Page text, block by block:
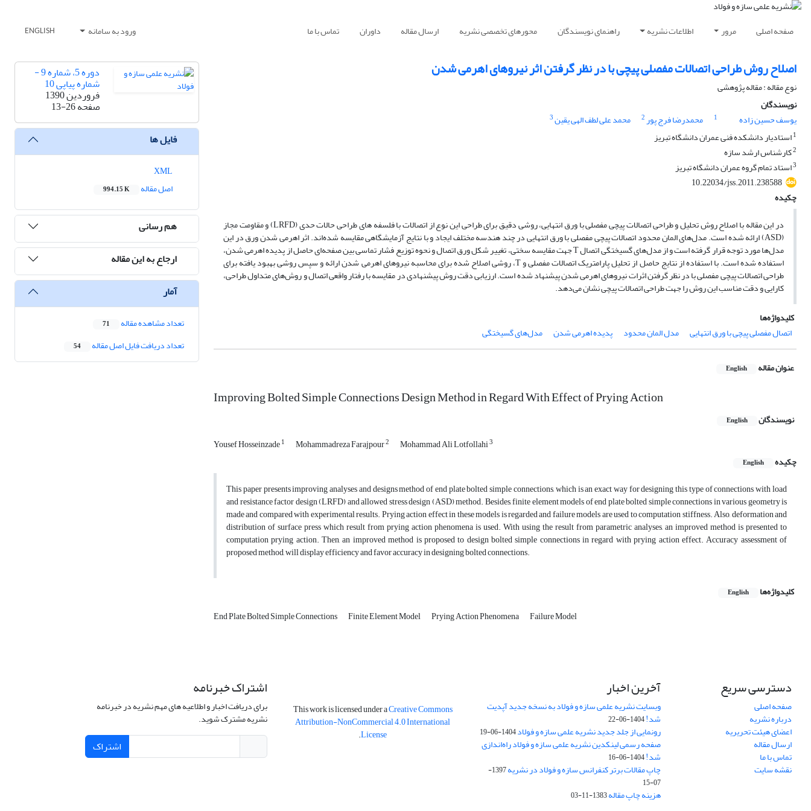
صفحه اصلی مرور اطلاعات نشریه راهنمای نویسندگان محورهای تخصصی نشریه ارسال مقاله داوران تماس با ما ورود به سامانه ENGLISH
اصلاح روش طراحی اتصالات مفصلی پیچی با در نظر گرفتن اثر نیروهای اهرمی شدن
نوع مقاله : مقاله پژوهشی
نویسندگان
یوسف حسین زاده
1 محمدرضا فرج پور2 محمد علی لطف الهی یقین3
1استادیار دانشکده فنی عمران دانشگاه تبریز
2کارشناس ارشد سازه
3استاد تمام گروه عمران دانشگاه تبریز
10.22034/jss.2011.238588
چکیده
در این مقاله با اصلاح روش تحلیل و طراحی اتصالات پیچی مفصلی با ورق انتهایی، روشی دقیق برای طراحی این نوع از اتصالات با فلسفه های طراحی حالات حدی (LRFD) و مقاومت مجاز
(ASD) ارائه شده است. مدل‌های المان محدود اتصالات پیچی مفصلی با ورق انتهایی در چند هندسه مختلف ایجاد و با نتایج آزمایشگاهی مقایسه شده‌اند. اثر اهرمی شدن ورق در این
مدل‌ها مورد توجه قرار گرفته است و از مدل‌های گسیختگی اتصال T جهت مقایسه سختی، تغییر شکل ورق اتصال و نحوه توزیع فشار تماسی بین صفحه‌ای حاصل از پدیده اهرمی شدن،
استفاده شده است. با استفاده از نتایج حاصل از تحلیل پارامتریک اتصالات مفصلی و T، روشی اصلاح شده برای محاسبه نیروهای اهرمی شدن ارائه و سپس روشی بهبود یافته برای
طراحی اتصالات پیچی مفصلی با در نظر گرفتن اثرات نیروهای اهرمی شدن پیشنهاد شده است. ارزیابی دقت روش پیشنهادی در مقایسه با رفتار واقعی اتصال و روش‌های متداول طراحی،
کارایی و دقت مناسب این روش را جهت طراحی اتصالات پیچی نشان می‌دهد.
کلیدواژه‌ها
اتصال مفصلی پیچی با ورق انتهایی
مدل المان محدود پدیده اهرمی شدن مدل‌های گسیختگی
عنوان مقاله English
Improving Bolted Simple Connections Design Method in Regard With Effect of Prying Action
نویسندگان English
Yousef Hosseinzade1 Mohammadreza Farajpour2 Mohammad Ali Lotfollahi3
چکیده English
This paper presents improving analyses and designs method of end plate bolted simple connections, which is an exact way for designing this type of connections with load
and resistance factor design (LRFD) and allowed stress design (ASD) method. Besides, finite element models of end plate bolted simple connections in various geometry is
made and compared with experimental results. Prying action effect in these models is regarded and failure models are used to computation stiffness. Also, deformation and
distribution of surface press which result from prying action phenomena is used. With using the result from parametric analyses, an improved method is presented to
computation prying action. Then, an improved method is proposed to design bolted simple connections in regard with prying action effect. Accuracy assessment of
proposed method, will display efficiency and favor accuracy in designing bolted connections.
کلیدواژه‌ها English
End Plate Bolted Simple Connections Finite Element Model Prying Action Phenomena Failure Model
دوره 5، شماره 9 -
شماره پیاپی 10
فروردین 1390
صفحه13-26
فایل ها
اصل مقاله
994.15 K
هم رسانی
ارجاع به این مقاله
آمار
تعداد مشاهده مقاله 71
تعداد دریافت فایل اصل مقاله 54
دسترسی سریع
صفحه اصلی
درباره نشریه
اعضای هیئت تحریریه
ارسال مقاله
تماس با ما
نقشه سایت
آخرین اخبار
وبسایت نشریه علمی سازه و فولاد به نسخه جدید آپدیت
شد!1404-06-22
رونمایی از جلد جدید نشریه علمی سازه و فولاد1404-06-19
صفحه رسمی لینکدین نشریه علمی سازه و فولاد راه‌اندازی
شد!1404-06-16
چاپ مقالات برتر کنفرانس سازه و فولاد در نشریه
1397-
07-15
هزینه چاپ مقاله1383-11-03
This work is licensed under aCreative Commons
Attribution-NonCommercial 4.0 International
License
.
اشتراک خبرنامه
برای دریافت اخبار و اطلاعیه های مهم نشریه در خبرنامه
نشریه مشترک شوید.
اشتراک